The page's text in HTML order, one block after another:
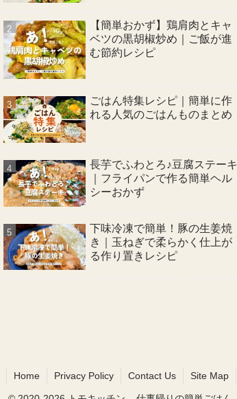
【簡単おかず】鶏肩肉とキャ
ベツの黒胡椒炒め｜ご飯が進
む節約レシピ
ごはん特集レシピ｜簡単に作
れる人気のごはんものまとめ
長芋でふわとろ♪豆腐ステーキ
｜フライパンで作る簡単ヘル
シーおかず
下味冷凍で簡単！豚の生姜焼
き｜玉ねぎで柔らかく仕上が
る作り置きレシピ
Home Privacy Policy Contact Us Site Map